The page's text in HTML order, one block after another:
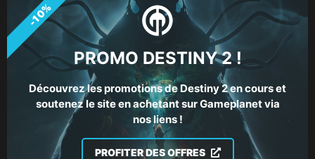
PROMO DESTINY 2 !
Découvrez les promotions de Destiny 2 en cours et
soutenez le site en achetant sur Gameplanet via
nos liens !
PROFITER DES OFFRES
-10%